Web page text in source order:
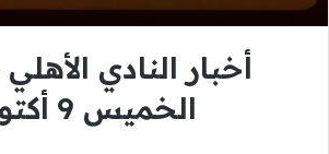
أخبار النادي
الخميس 9 أكتوبر